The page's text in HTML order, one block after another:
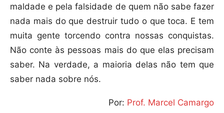
maldade e pela falsidade de quem não sabe fazer
nada mais do que destruir tudo o que toca. E tem
muita gente torcendo contra nossas conquistas.
Não conte às pessoas mais do que elas precisam
saber. Na verdade, a maioria delas não tem que
saber nada sobre nós.
Por: Prof. Marcel Camargo